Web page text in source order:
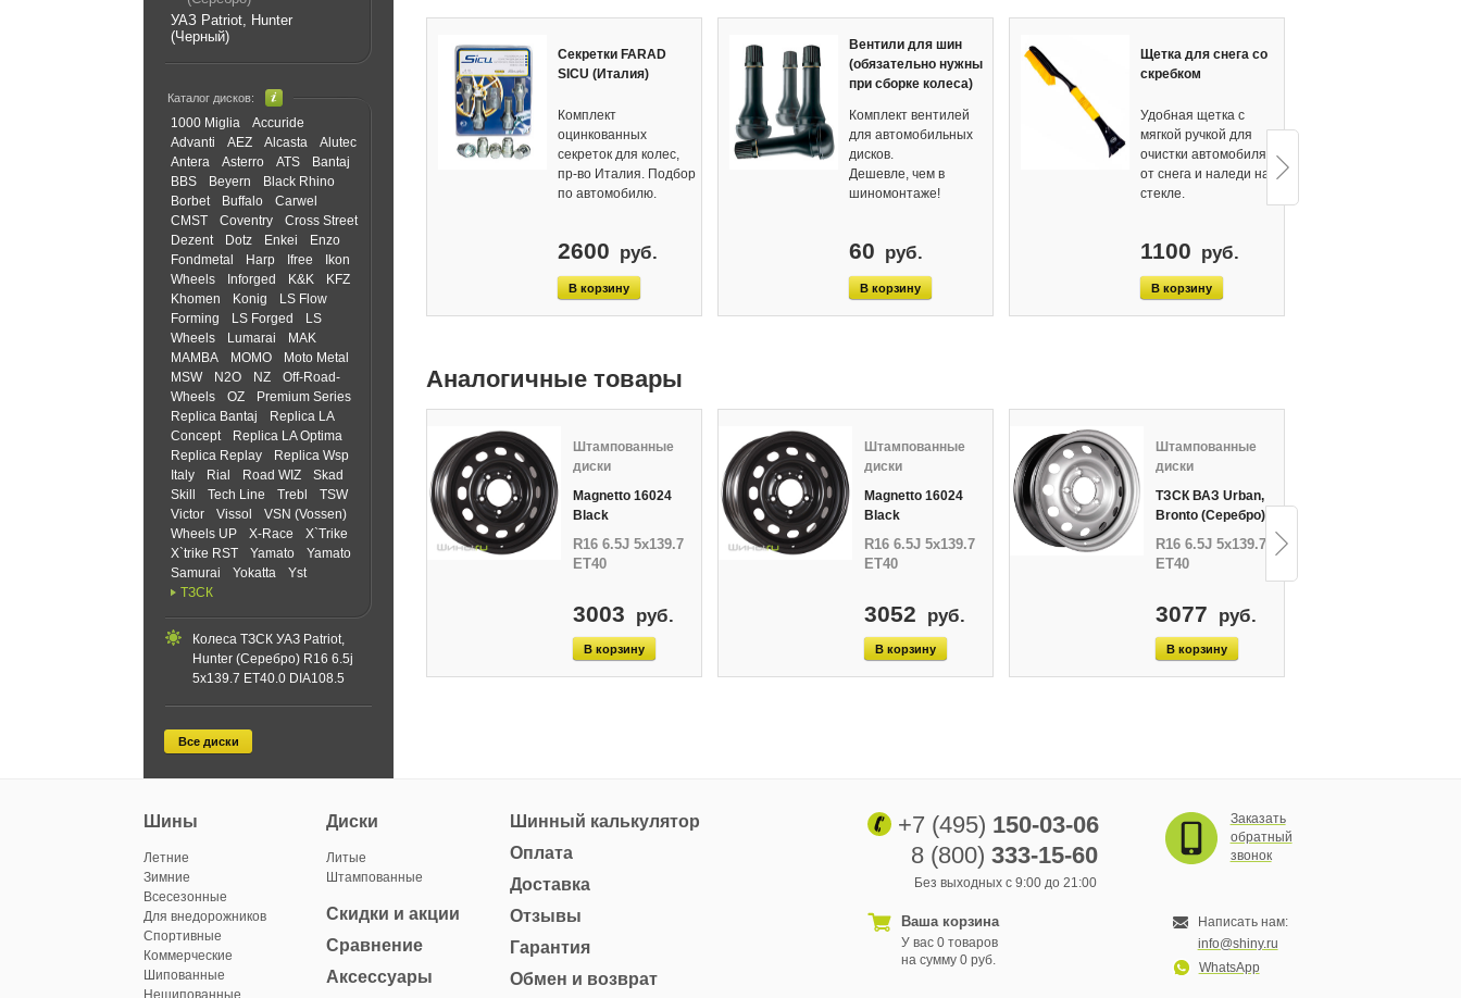
УАЗ Patriot, Hunter
(Черный)
Каталог дисков:
1000 Miglia
Accuride
Advanti
AEZ Alcasta
Alutec
Antera
Asterro ATS
Bantaj
BBS
Beyern
Black Rhino
Borbet
Buffalo
Carwel
CMST
Coventry
Cross Street
Dezent
Dotz Enkei
Enzo
Fondmetal
Harp Ifree
Ikon
Wheels
Inforged K&K
KFZ
Khomen
Konig
LS Flow
Forming
LS Forged
LS
Wheels
Lumarai
MAK
MAMBA
MOMO
Moto Metal
MSW
N2O NZ
Off-Road-
Wheels
OZ
Premium Series
Replica Bantaj
Replica LA
Concept
Replica LA Optima
Replica Replay
Replica Wsp
Italy
Rial Road WIZ
Skad
Skill
Tech Line Trebl
TSW
Victor
Vissol
VSN (Vossen)
Wheels UP
X-Race
X`Trike
X`trike RST
Yamato
Yamato
Samurai
Yokatta
Yst
ТЗСК
Колеса ТЗСК УАЗ Patriot,
Hunter (Серебро) R16 6.5j
5x139.7 ET40.0 DIA108.5
Все диски
Секретки FARAD
SICU (Италия)
Комплект
оцинкованных
секреток для колес,
пр-во Италия. Подбор
по автомобилю.
2600 руб.
Вентили для шин
(обязательно нужны
при сборке колеса)
Комплект вентилей
для автомобильных
дисков.
Дешевле, чем в
шиномонтаже!
60 руб.
Щетка для снега со
скребком
Удобная щетка с
мягкой ручкой для
очистки автомобиля
от снега и наледи на
стекле.
1100 руб.
Аналогичные товары
Штампованные
диски
Magnetto 16024
Black
R16 6.5J 5x139.7
ET40
3003 руб.
Штампованные
диски
Magnetto 16024
Black
R16 6.5J 5x139.7
ET40
3052 руб.
Штампованные
диски
ТЗСК ВАЗ Urban,
Bronto (Серебро)
R16 6.5J 5x139.7
ET40
3077 руб.
Шины
Летние
Зимние
Всесезонные
Для внедорожников
Спортивные
Коммерческие
Шипованные
Нешипованные
Диски
Литые
Штампованные
Скидки и акции
Сравнение
Аксессуары
Шинный калькулятор
Оплата
Доставка
Отзывы
Гарантия
Обмен и возврат
+7 (495) 150-03-06
8 (800) 333-15-60
Без выходных с 9:00 до 21:00
Ваша корзина
У вас 0 товаров
на сумму 0 руб.
Заказать
обратный
звонок
Написать нам:
info@shiny.ru
WhatsApp